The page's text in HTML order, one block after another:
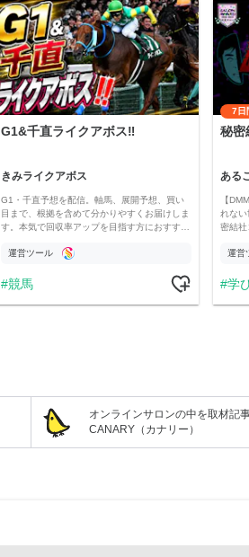
G1&千直ライクアボス‼️
きみライクアボス
G1・千直予想を配信。軸馬、展開予想、買い
目まで、根拠を含めて分かりやすくお届けしま
す。本気で回収率アップを目指す方におすす…
運営ツール
競馬
7日
秘密
ある
【
れない
密結
運営
学
オンラインサロンの中を取材記
CANARY（カナリー）